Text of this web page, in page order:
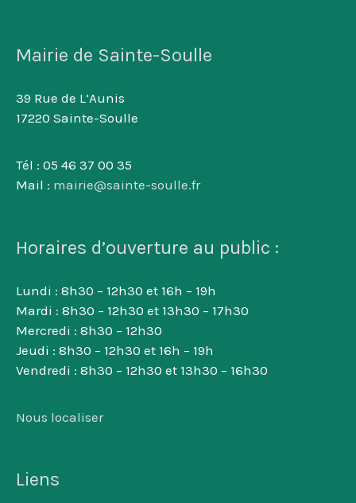
Mairie de Sainte-Soulle
39 Rue de L’Aunis
17220 Sainte-Soulle
Tél : 05 46 37 00 35
Mail : mairie@sainte-soulle.fr
Horaires d’ouverture au public :
Lundi : 8h30 – 12h30 et 16h – 19h
Mardi : 8h30 – 12h30 et 13h30 – 17h30
Mercredi : 8h30 – 12h30
Jeudi : 8h30 – 12h30 et 16h – 19h
Vendredi : 8h30 – 12h30 et 13h30 – 16h30
Nous localiser
Liens